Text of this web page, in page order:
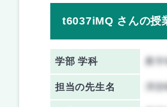
t6037iMQ さんの授
学部 学科 農
担当の先生名 澤